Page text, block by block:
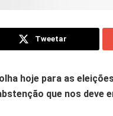
Tweetar
hoje para as
que nos deve